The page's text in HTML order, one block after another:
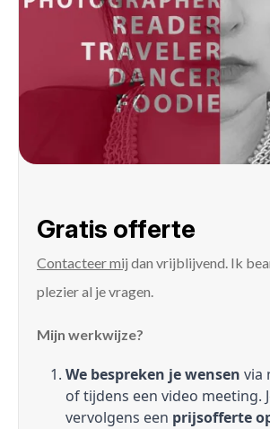
Gratis offerte
Contacteer mij dan vrijblijvend. Ik
plezier al je vragen.
Mijn werkwijze?
We bespreken je wensen via
of tijdens een video meeting.
vervolgens een prijsofferte